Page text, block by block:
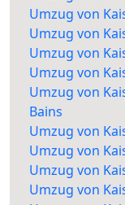
Umzug von
Umzug von
Umzug von
Umzug von
Umzug von
Bains
Umzug von
Umzug von
Umzug von
Umzug von